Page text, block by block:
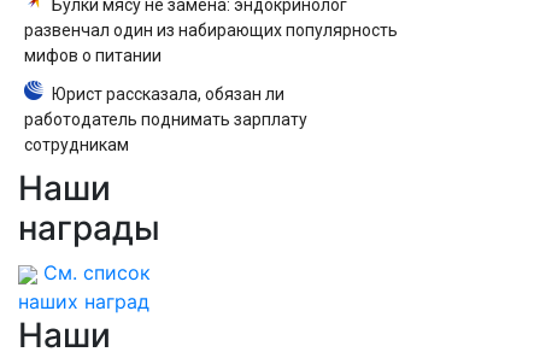
Булки мясу не замена: эндокринолог
развенчал один из набирающих популярность
мифов о питании
Юрист рассказала, обязан ли
работодатель поднимать зарплату
сотрудникам
Дрифт на мопеде. Мужское / Женское.
Наши
награды
См. список
наших наград
Наши